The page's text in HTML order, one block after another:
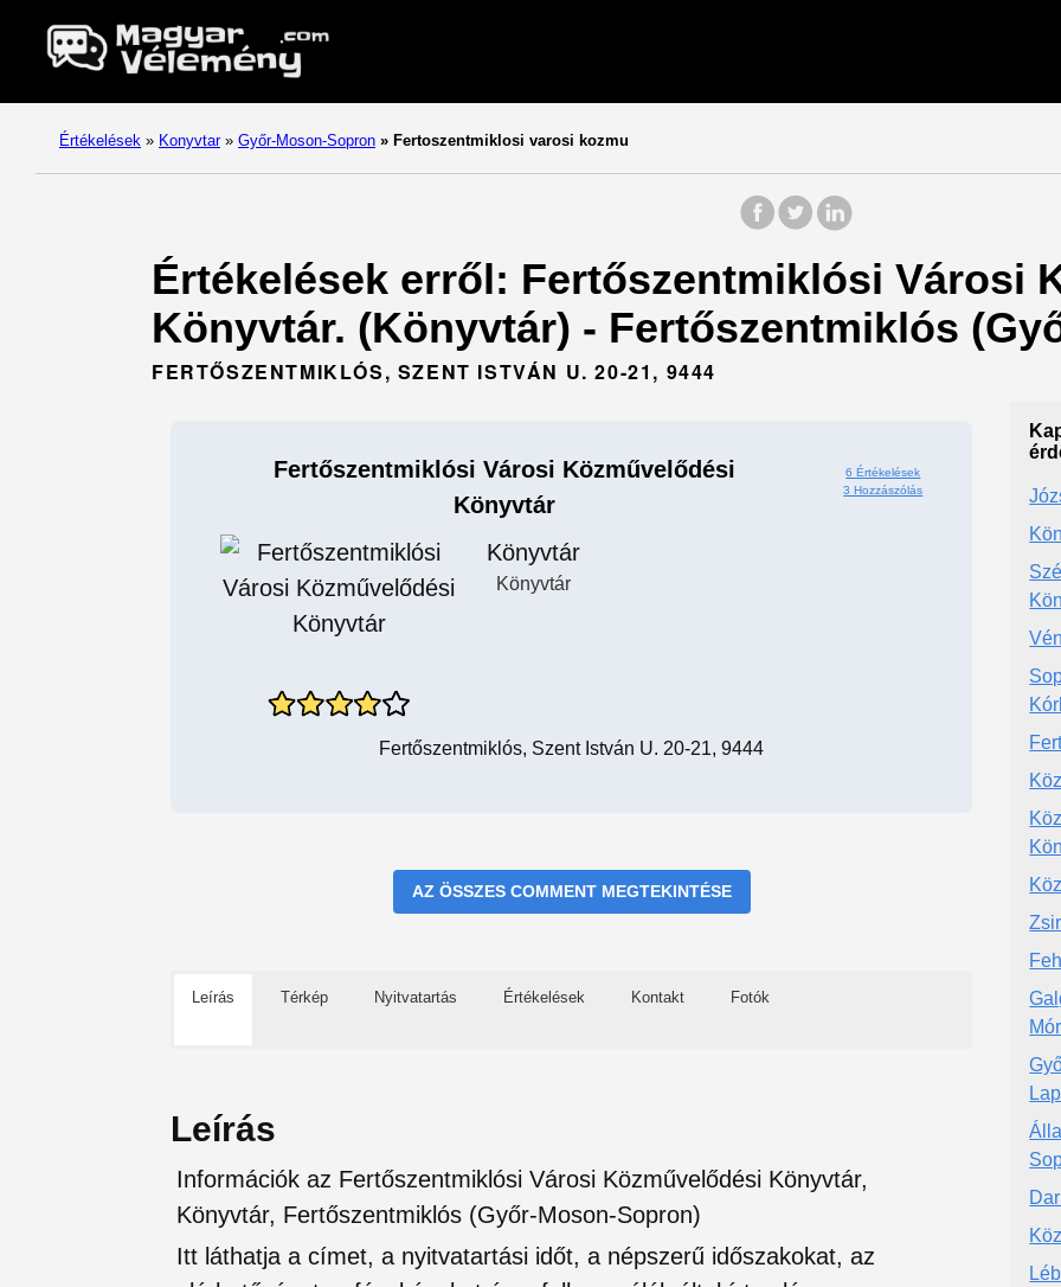
Értékelések » Konyvtar » Győr-Moson-Sopron » Fertoszentmiklosi varosi kozmu
Értékelések erről: Fertőszentmiklósi Városi
Könyvtár. (Könyvtár) - Fertőszentmiklós
FERTŐSZENTMIKLÓS, SZENT ISTVÁN U. 20-21, 9444
Fertőszentmiklósi Városi Közművelődési
Könyvtár
6 Értékelések
3 Hozzászólás
Könyvtár
Könyvtár
Fertőszentmiklós, Szent István U. 20-21, 9444
AZ ÖSSZES COMMENT MEGTEKINTÉSE
Leírás Térkép Nyitvatartás Értékelések Kontakt Fotók
Leírás
Információk az Fertőszentmiklósi Városi Közművelődési Könyvtár,
Könyvtár, Fertőszentmiklós (Győr-Moson-Sopron)
Itt láthatja a címet, a nyitvatartási időt, a népszerű időszakokat, az